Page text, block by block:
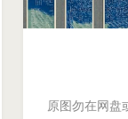
原图勿在网盘